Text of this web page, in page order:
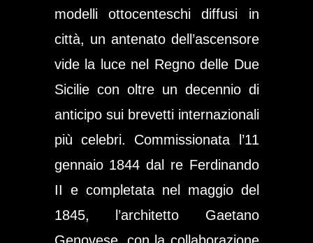
modelli ottocenteschi diffusi in
città, un antenato dell’ascensore
vide la luce nel Regno delle Due
Sicilie con oltre un decennio di
anticipo sui brevetti internazionali
più celebri. Commissionata l’11
gennaio 1844 dal re Ferdinando
II e completata nel maggio del
1845, l’architetto Gaetano